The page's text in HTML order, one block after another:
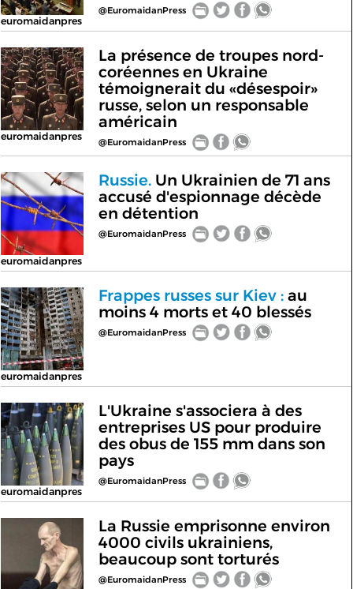
euromaidanpres
@EuromaidanPress
euromaidanpres
La présence de troupes nord-
coréennes en Ukraine
témoignerait du «désespoir»
russe, selon un responsable
américain
@EuromaidanPress
euromaidanpres
Russie.Un Ukrainien de 71 ans
accusé d'espionnage décède
en détention
@EuromaidanPress
euromaidanpres
Frappes russes sur Kiev :au
moins 4 morts et 40 blessés
@EuromaidanPress
euromaidanpres
L'Ukraine s'associera à des
entreprises US pour produire
des obus de 155 mm dans son
pays
@EuromaidanPress
La Russie emprisonne environ
4000 civils ukrainiens,
beaucoup sont torturés
@EuromaidanPress